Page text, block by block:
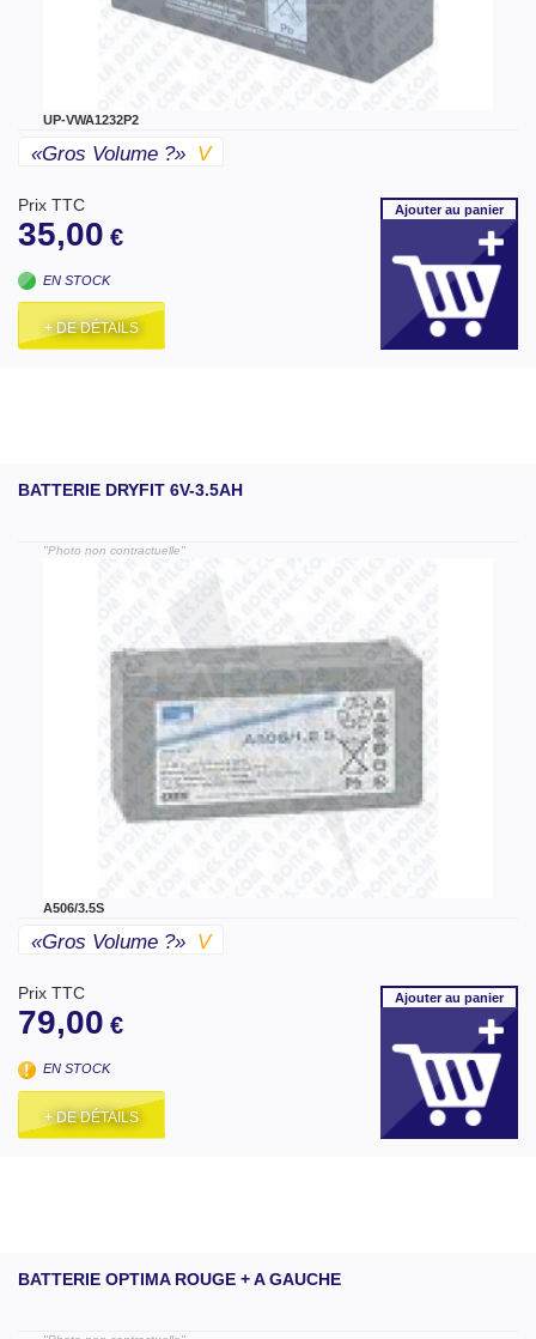
UP-VWA1232P2
«gros Volume ?» V
Prix TTC
35,00 €
EN STOCK
+ DE DÉTAILS
Ajouterau panier
BATTERIE DRYFIT 6V-3.5AH
"Photo non contractuelle"
A506/3.5S
«gros Volume ?» V
Prix TTC
79,00 €
EN STOCK
+ DE DÉTAILS
Ajouterau panier
BATTERIE OPTIMA ROUGE + A GAUCHE